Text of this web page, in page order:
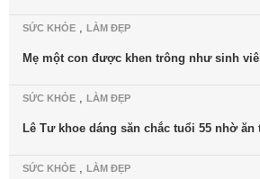
SỨC KHỎE LÀM ĐẸP
Mẹ một con được khen trông như sinh
SỨC KHỎE LÀM ĐẸP
Lê Tư khoe dáng săn chắc tuổi 55 nhờ ăn
SỨC KHỎE LÀM ĐẸP